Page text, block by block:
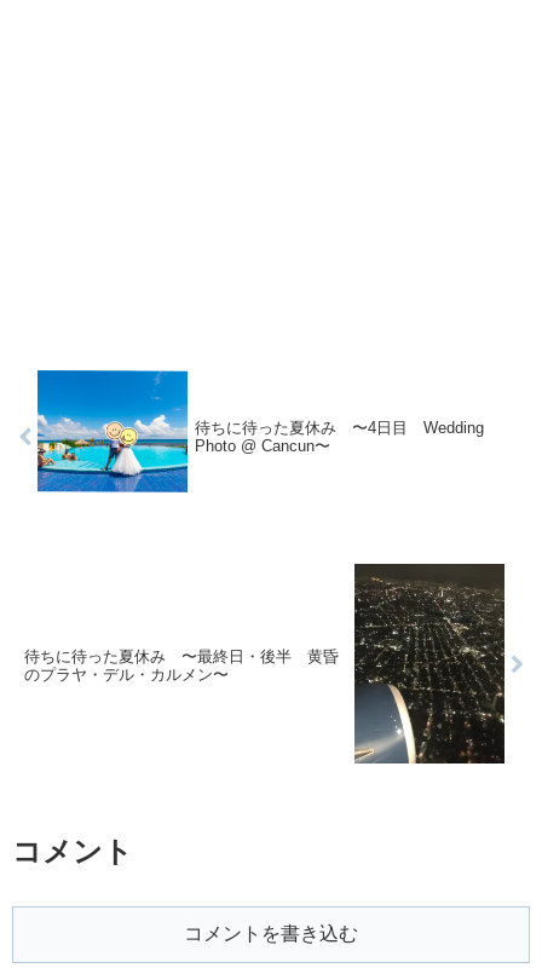
待ちに待った夏休み 〜4日目 Wedding
Photo @ Cancun〜
待ちに待った夏休み 〜最終日・後半 黄昏
のプラヤ・デル・カルメン〜
コメント
コメントを書き込む